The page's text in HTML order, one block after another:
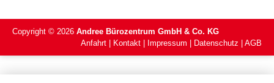
Copyright © 2026 Andree Bürozentrum GmbH & Co. KG
Anfahrt
Kontakt Impressum Datenschutz AGB